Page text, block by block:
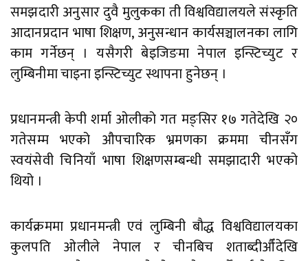
समझदारी अनुसार दुवै मुलुकका ती विश्वविद्यालयले संस्कृति
आदानप्रदान भाषा शिक्षण, अनुसन्धान कार्यसञ्चालनका लागि
काम गर्नेछन् । यसैगरी बेइजिङमा नेपाल इन्स्टिच्युट र
लुम्बिनीमा चाइना इन्स्टिच्युट स्थापना हुनेछन् ।
प्रधानमन्त्री केपी शर्मा ओलीको गत मङ्सिर १७ गतेदेखि २०
गतेसम्म भएको औपचारिक भ्रमणका क्रममा चीनसँग
स्वयंसेवी चिनियाँ भाषा शिक्षणसम्बन्धी समझादारी भएको
थियो ।
कार्यक्रममा प्रधानमन्त्री एवं लुम्बिनी बौद्ध विश्वविद्यालयका
कुलपति ओलीले नेपाल र चीनबिच शताब्दीऔँदेखि